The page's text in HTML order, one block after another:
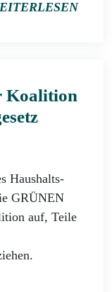
Koalition
Haushalts-
GRÜNEN
auf, Teile